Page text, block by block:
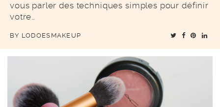
vous parler des techniques simples pour définir
votre…
BY LODOESMAKEUP